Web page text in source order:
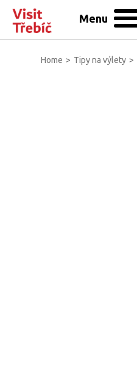
Menu
Home > Tipy na výlety >